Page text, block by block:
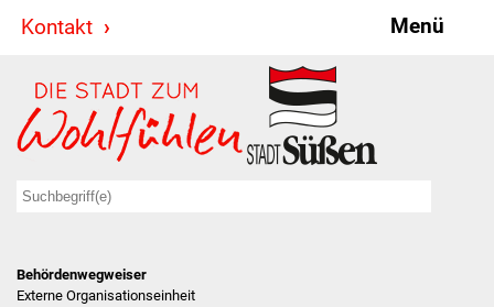
Kontakt Menü
Stadt & Politik
Bürgermeister
Behördenwegweiser
Externe Organisationseinheit